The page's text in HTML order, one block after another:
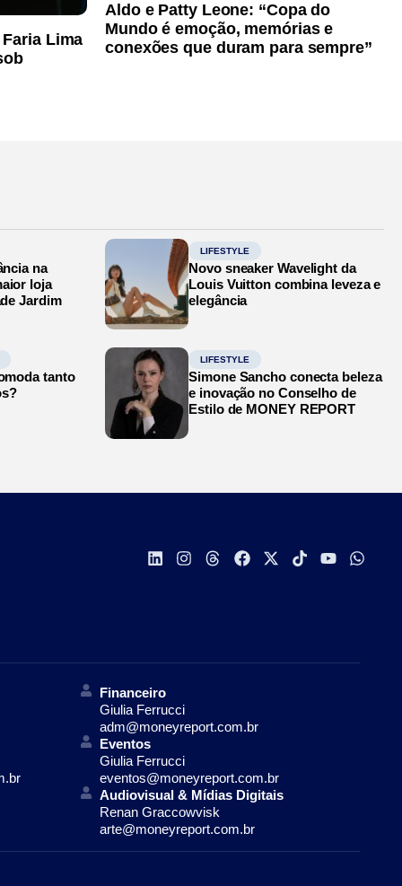
Lima
Aldo e Patty Leone: “Copa do
Mundo é emoção, memórias e
conexões que duram para sempre”
na
loja
Jardim
LIFESTYLE
Novo sneaker Wavelight da
Louis Vuitton combina leveza e
elegância
tanto
LIFESTYLE
Simone Sancho conecta beleza
e inovação no Conselho de
Estilo de MONEY REPORT
Financeiro
Giulia Ferrucci
adm@moneyreport.com.br
Eventos
Giulia Ferrucci
eventos@moneyreport.com.br
Audiovisual & Mídias Digitais
Renan Graccowvisk
arte@moneyreport.com.br